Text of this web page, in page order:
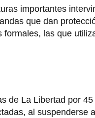
importantes
que dan
las que
de La Libertad por
al suspenderse